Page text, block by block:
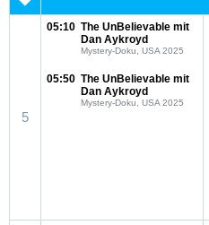
5
05:10 The UnBelievable mit
Dan Aykroyd
Mystery-Doku, USA 2025
05:50 The UnBelievable mit
Dan Aykroyd
Mystery-Doku, USA 2025